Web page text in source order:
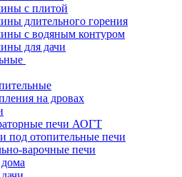
с плитой
длительного горения
с водяным контуром
для дачи
на дровах
печи АОГТ
под отопительные печи
варочные печи